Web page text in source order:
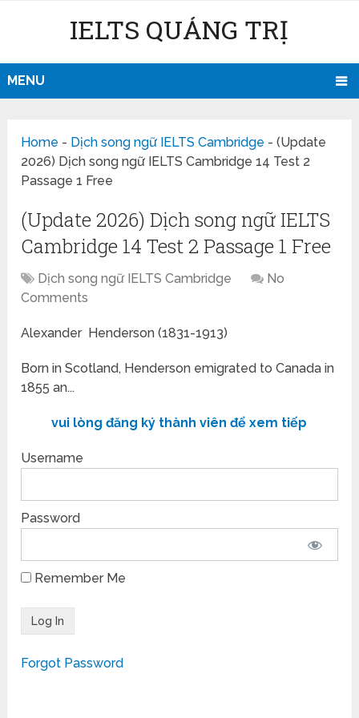
IELTS QUẢNG TRỊ
MENU
Home - Dịch song ngữ IELTS Cambridge -(Update
2026) Dịch song ngữ IELTS Cambridge 14 Test 2
Passage 1 Free
(Update 2026) Dịch song ngữ IELTS
Cambridge 14 Test 2 Passage 1 Free
Dịch song ngữ IELTS Cambridge
No
Comments
Alexander Henderson (1831-1913)
Born in Scotland, Henderson emigrated to Canada in
1855 an...
vui lòng đăng ký thành viên để xem tiếp
Username
Password
Remember Me
Forgot Password